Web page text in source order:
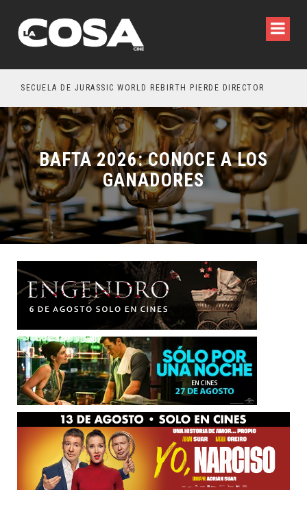
SECUELA DE JURASSIC WORLD REBIRTH PIERDE DIRECTOR
BAFTA 2026: CONOCE A LOS
GANADORES